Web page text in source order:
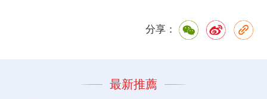
分享：
最新推薦